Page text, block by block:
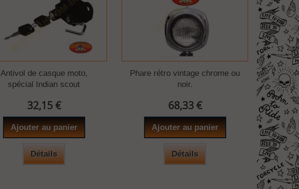
Antivol de casque moto,
spécial Indian scout
32,15 €
Ajouter au panier
Détails
Phare rétro vintage chrome ou
noir.
68,33 €
Ajouter au panier
Détails